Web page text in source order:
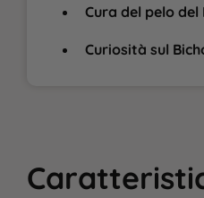
Cura del pelo del
Curiosità sul